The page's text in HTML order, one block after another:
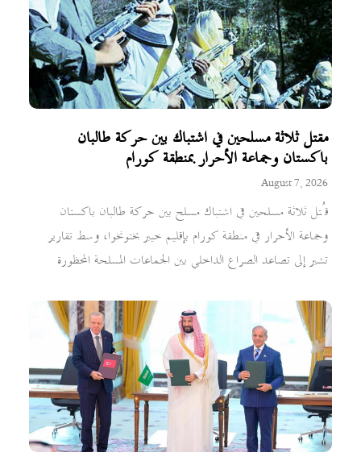
مقتل ثلاثة مسلحين في اشتباك بين حركة طالبان
باكستان وجماعة الأحرار بمنطقة كورام
August 7, 2026
قُتل ثلاثة مسلحين في اشتباك مسلح بين حركة طالبان باكستان
وجماعة الأحرار في منطقة كورام بإقليم خيبر بختونخوا، وسط تقارير
تشير إلى تصاعد الصراع الداخلي بين الجماعات المسلحة المحظورة